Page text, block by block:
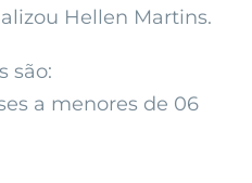
Hellen Martins.
são:
a menores de 06